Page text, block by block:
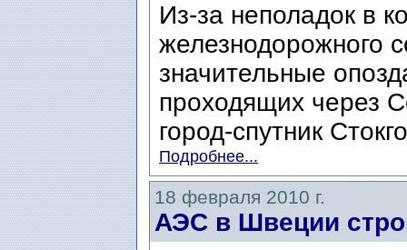
Из-за неполадок в
железнодорожного
значительные
проходящих через
город-спутник
Подробнее...
18 февраля 2010 г.
АЭС в Швеции